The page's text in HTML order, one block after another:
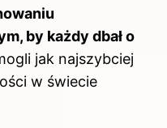
by każdy dbał o
jak najszybciej
w świecie